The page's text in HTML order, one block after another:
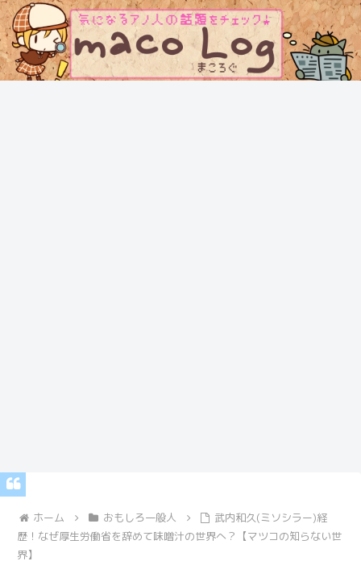
ホーム おもしろ一般人
武内和久(ミソシラー)経
歴！なぜ厚生労働省を辞めて味噌汁の世界へ？【マツコの知らない世
界】